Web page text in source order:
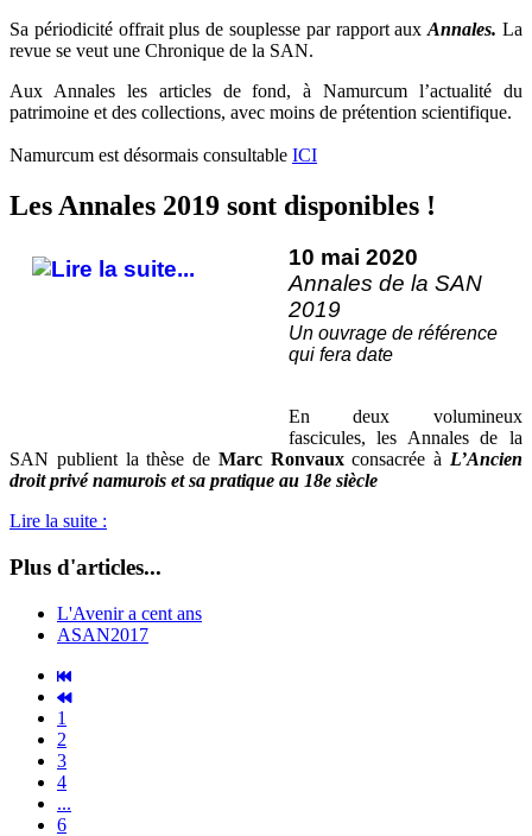
Sa périodicité offrait plus de souplesse par rapport auxAnnales.La
revue se veut une Chronique de la SAN.
Aux Annales les articles de fond, à Namurcum l’actualité du
patrimoine et des collections, avec moins de prétention scientifique.
Namurcum est désormais consultable ICI
Les Annales 2019 sont disponibles !
10 mai 2020
Annales de la SAN
2019
Un ouvrage de référence
qui fera date
En deux volumineux
fascicules, les Annales de la
SAN publient la thèse de Marc Ronvauxconsacrée àL’Ancien
droit privé namurois et sa pratique au 18e siècle
Lire la suite :
Plus d'articles...
L'Avenir a cent ans
ASAN2017
1
2
3
4
...
6